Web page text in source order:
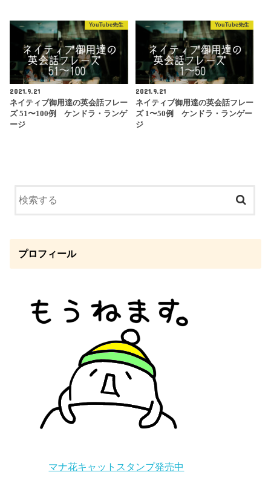
YouTube先生
2021.9.21
ネイティブ御用達の英会話フレー
ズ 51〜100例 ケンドラ・ランゲ
ージ
YouTube先生
2021.9.21
ネイティブ御用達の英会話フレー
ズ 1〜50例 ケンドラ・ランゲー
ジ
プロフィール
マナ花キャットスタンプ発売中